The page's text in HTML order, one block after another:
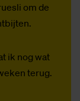
om de
ik nog wat
terug.